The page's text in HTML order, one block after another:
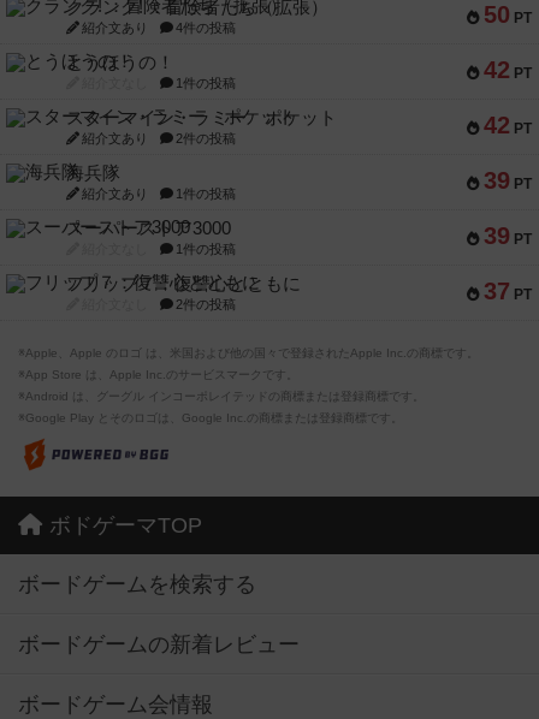
50 PT
クランク! ：冒険者たち（拡張）
紹介文あり 4件の投稿
42 PT
とうほうの！
1件の投稿
42 PT
スターマイン・ラミー ポケット
紹介文あり 2件の投稿
39 PT
海兵隊
紹介文あり 1件の投稿
39 PT
スーパーストア3000
1件の投稿
37 PT
フリップ７：復讐心とともに
2件の投稿
※Apple、Apple のロゴ は、米国および他の国々で登録されたApple Inc.の商標です。
※App Store は、Apple Inc.のサービスマークです。
※Android は、グーグル インコーポレイテッドの商標または登録商標です。
※Google Play とそのロゴは、Google Inc.の商標または登録商標です。
ボドゲーマTOP
ボードゲームを検索する
ボードゲームの新着レビュー
ボードゲーム会情報